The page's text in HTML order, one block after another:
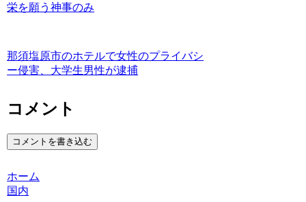
栄を願う神事のみ
那須塩原市のホテルで女性のプライバシ
ー侵害、大学生男性が逮捕
コメント
コメントを書き込む
ホーム
国内